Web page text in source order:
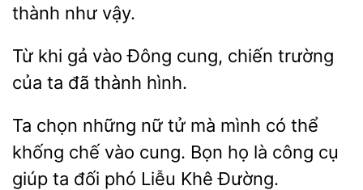
thành như vậy.
Từ khi vào
cung, chiến trường
của ta đã thành
Ta chọn những nữ tử mà mình có thể
khống chế vào cung. Bọn họ
công cụ
giúp ta
Liễu Khê Đường.